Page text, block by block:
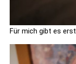
Für mich gibt es